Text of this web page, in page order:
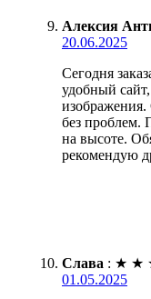
Алексия
20.06.2025
Сегодня
удобный
изображения.
без проблем.
на высоте.
рекомендую
Слава : ★ ★
01.05.2025